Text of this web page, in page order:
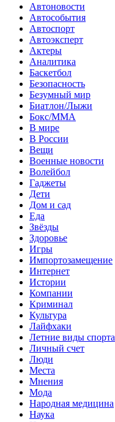
Автоновости
Автособытия
Автоспорт
Автоэксперт
Актеры
Аналитика
Баскетбол
Безопасность
Безумный мир
Биатлон/Лыжи
Бокс/MMA
В мире
В России
Вещи
Военные новости
Волейбол
Гаджеты
Дети
Дом и сад
Еда
Звёзды
Здоровье
Игры
Импортозамещение
Интернет
Истории
Компании
Криминал
Культура
Лайфхаки
Летние виды спорта
Личный счет
Люди
Места
Мнения
Мода
Народная медицина
Наука